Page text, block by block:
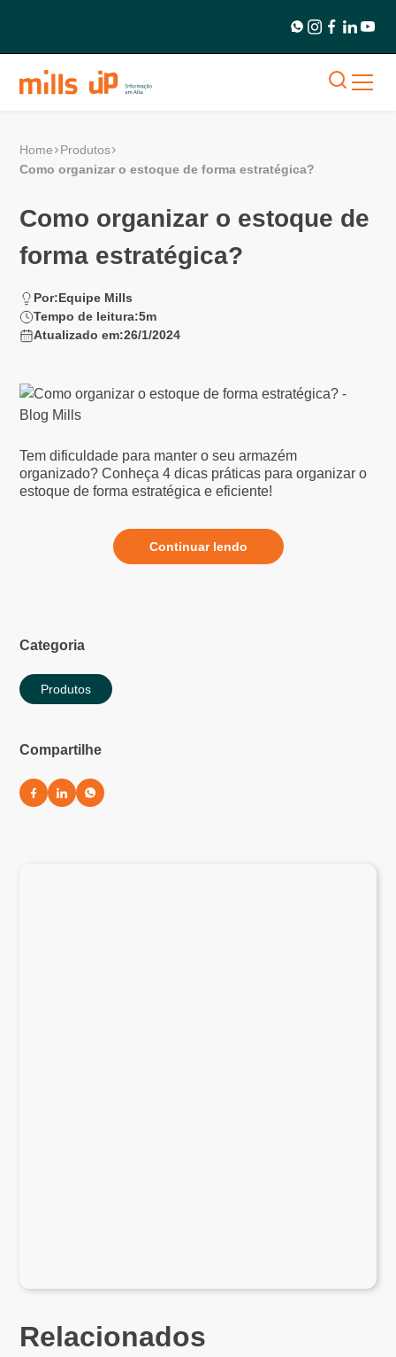
Home
Produtos
Como organizar o estoque de forma estratégica?
Como organizar o estoque de
forma estratégica?
Por:Equipe Mills
Tempo de leitura:5m
Atualizado em:26/1/2024
Categoria
Produtos
Compartilhe
Tem dificuldade para manter o seu armazém
organizado? Conheça 4 dicas práticas para organizar o
estoque de forma estratégica e eficiente!
Continuar lendo
Relacionados